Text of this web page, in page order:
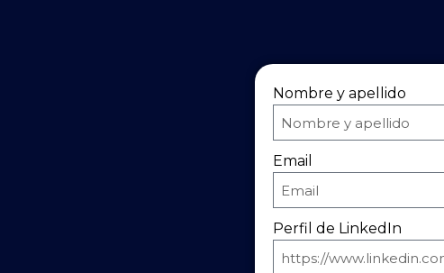
Nombre y apellido
Email
Perfil de LinkedIn